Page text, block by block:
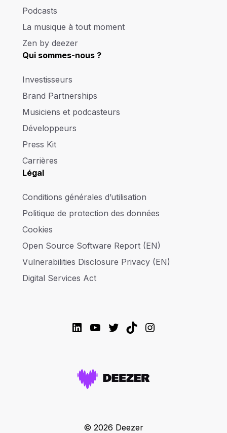
Podcasts
La musique à tout moment
Zen by deezer
Qui sommes-nous ?
Investisseurs
Brand Partnerships
Musiciens et podcasteurs
Développeurs
Press Kit
Carrières
Légal
Conditions générales d’utilisation
Politique de protection des données
Cookies
Open Source Software Report (EN)
Vulnerabilities Disclosure Privacy (EN)
Digital Services Act
LinkedIn
YouTube
Twitter
TikTokInstagram
© 2026 Deezer